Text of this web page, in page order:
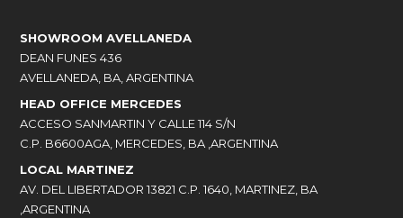
SHOWROOM AVELLANEDA
DEAN FUNES 436
AVELLANEDA, BA, ARGENTINA
HEAD OFFICE MERCEDES
ACCESO SANMARTIN Y CALLE 114 S/N
C.P. B6600AGA, MERCEDES, BA ,ARGENTINA
LOCAL MARTINEZ
AV. DEL LIBERTADOR 13821 C.P. 1640, MARTINEZ, BA
,ARGENTINA